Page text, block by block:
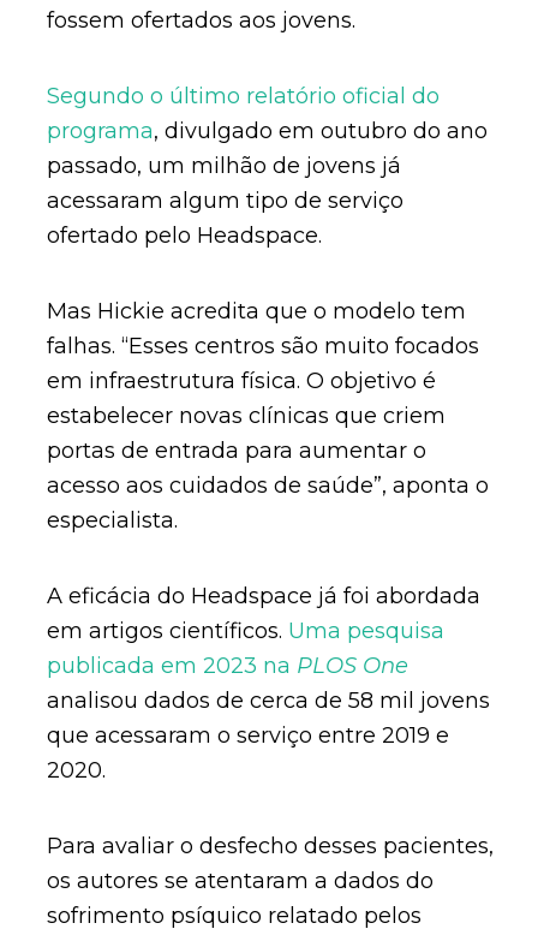
fossem ofertados aos jovens.
Segundo o último relatório oficial do
programa, divulgado em outubro do ano
passado, um milhão de jovens já
acessaram algum tipo de serviço
ofertado pelo Headspace.
Mas Hickie acredita que o modelo tem
falhas. “Esses centros são muito focados
em infraestrutura física. O objetivo é
estabelecer novas clínicas que criem
portas de entrada para aumentar o
acesso aos cuidados de saúde”, aponta o
especialista.
A eficácia do Headspace já foi abordada
em artigos científicos. Uma pesquisa
publicada em 2023 na PLOS One
analisou dados de cerca de 58 mil jovens
que acessaram o serviço entre 2019 e
2020.
Para avaliar o desfecho desses pacientes,
os autores se atentaram a dados do
sofrimento psíquico relatado pelos